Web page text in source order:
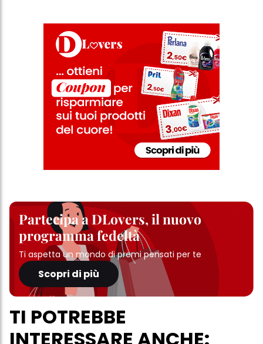
Partecipa a DLovers, il nuovo
programma fedeltà
Ti aspetta un mondo di premi pensati per te
Scopri di più
TI POTREBBE